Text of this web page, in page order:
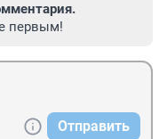
первым!
Отправить